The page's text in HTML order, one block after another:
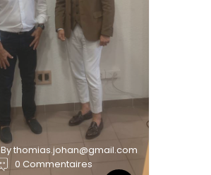
By thomias.johan@gmail.com
0 Commentaires